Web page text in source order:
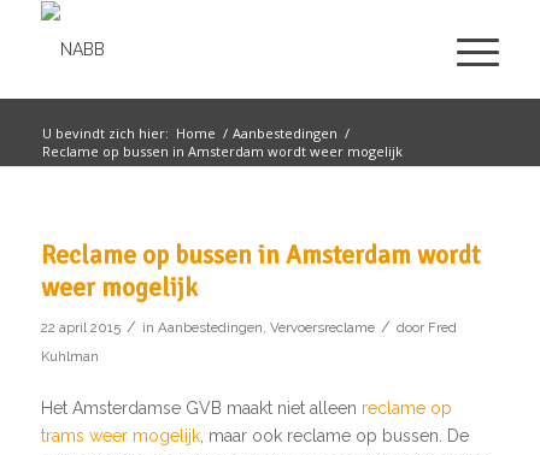
U bevindt zich hier: Home / Aanbestedingen /
Reclame op bussen in Amsterdam wordt weer mogelijk
Reclame op bussen in Amsterdam wordt
weer mogelijk
22 april 2015 / in Aanbestedingen, Vervoersreclame / door Fred
Kuhlman
Het Amsterdamse GVB maakt niet alleen reclame op
trams weer mogelijk, maar ook reclame op bussen. De